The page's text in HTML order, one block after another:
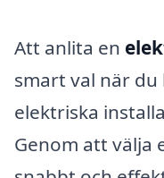
Att anlita en
smart val när
elektriska
Genom att välja